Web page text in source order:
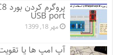
USB port
مهر 18, 1399
آپ امپ ها یا